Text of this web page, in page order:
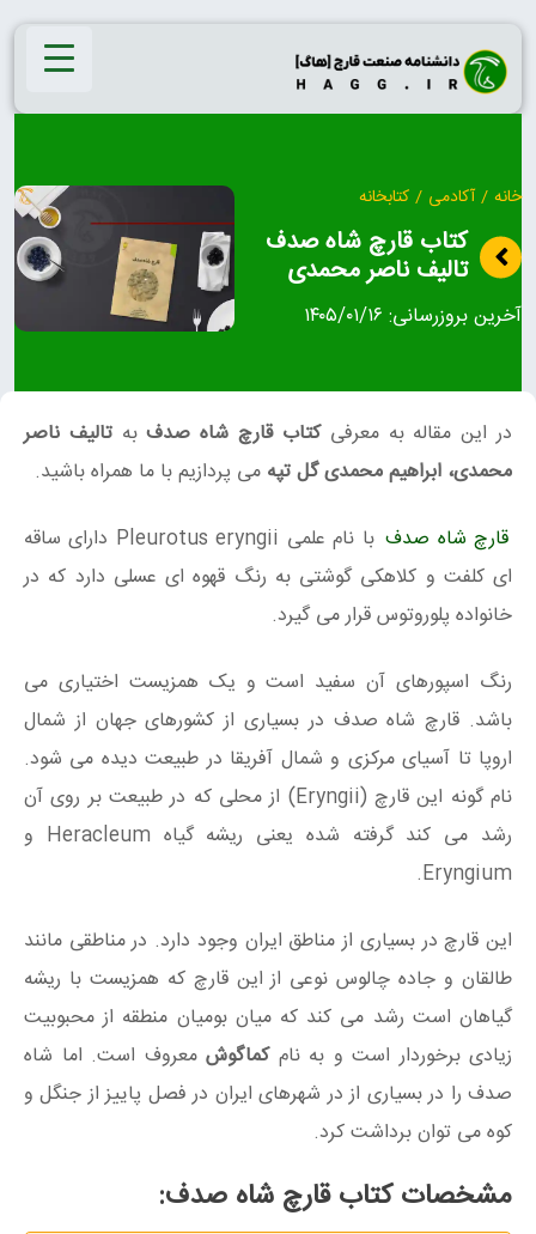
Skip
content
خانه / آکادمی / کتابخانه
کتاب قارچ شاه صدف
تالیف ناصر محمدی
آخرین بروزرسانی: ۱۴۰۵/۰۱/۱۶
در این مقاله به معرفیکتاب قارچ شاه صدفبهتالیف ناصر
محمدی، ابراهیم محمدی گل تپه می پردازیم با ما همراه باشید.
قارچ شاه صدف
با نام علمی Pleurotus eryngii دارای ساقه
ای کلفت و کلاهکی گوشتی به رنگ قهوه ای عسلی دارد که در
خانواده پلوروتوس قرار می گیرد.
رنگ اسپورهای آن سفید است و یک همزیست اختیاری می
باشد. قارچ شاه صدف در بسیاری از کشورهای جهان از شمال
اروپا تا آسیای مرکزی و شمال آفریقا در طبیعت دیده می شود.
نام گونه این قارچ (Eryngii) از محلی که در طبیعت بر روی آن
رشد می کند گرفته شده یعنی ریشه گیاه Heracleum و
Eryngium.
این قارچ در بسیاری از مناطق ایران وجود دارد. در مناطقی مانند
طالقان و جاده چالوس نوعی از این قارچ که همزیست با ریشه
گیاهان است رشد می کند که میان بومیان منطقه از محبوبیت
زیادی برخوردار است و به نامکماگوش معروف است. اما شاه
صدف را در بسیاری از در شهرهای ایران در فصل پاییز از جنگل و
کوه می توان برداشت کرد.
مشخصات کتاب قارچ شاه صدف: